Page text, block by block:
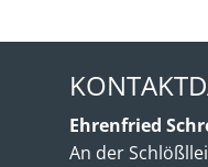
Ehrenfried
An der